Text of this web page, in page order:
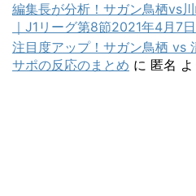
編集長が分析！サガン鳥栖vs
｜J1リーグ第8節2021年4月7日
注目度アップ！サガン鳥栖 vs
サポの反応のまとめ に 匿名 よ